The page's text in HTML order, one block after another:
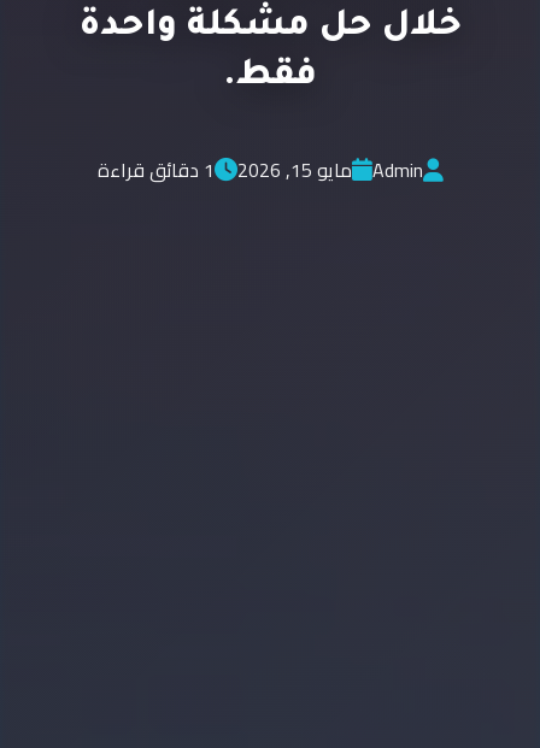
خلال حل مشكلة واحدة
فقط.
Admin مايو 15, 2026 1 دقائق قراءة